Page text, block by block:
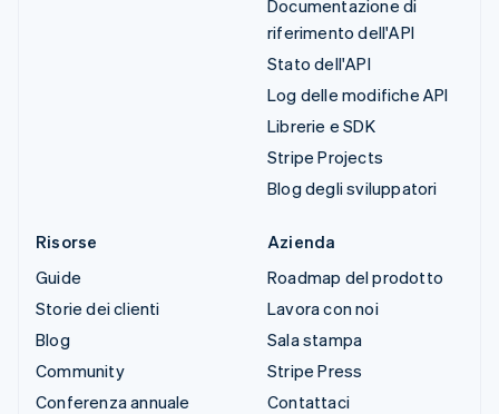
Documentazione di
riferimento dell'API
Stato dell'API
Log delle modifiche API
Librerie e SDK
Stripe Projects
Blog degli sviluppatori
Risorse
Guide
Storie dei clienti
Blog
Community
Conferenza annuale
Azienda
Roadmap del prodotto
Lavora con noi
Sala stampa
Stripe Press
Contattaci